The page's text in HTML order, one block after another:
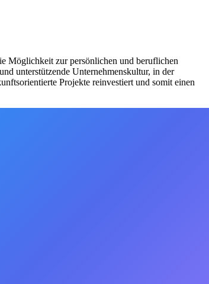
Möglichkeit zur persönlichen und beruflichen
unterstützende Unternehmenskultur, in der
Projekte reinvestiert und somit einen